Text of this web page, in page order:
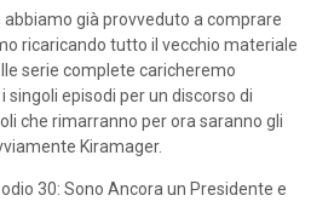
già provveduto a comprare
ricaricando tutto il vecchio materiale
serie complete caricheremo
episodi per un discorso di
che rimarranno per ora saranno gli
Kiramager.
30: Sono Ancora un Presidente e